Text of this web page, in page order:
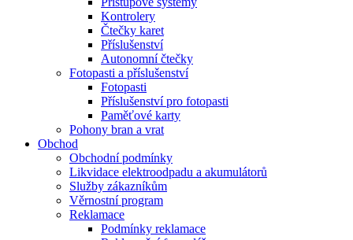
Kontrolery
Čtečky karet
Příslušenství
Autonomní čtečky
Fotopasti a příslušenství
Fotopasti
Příslušenství pro fotopasti
Paměťové karty
Pohony bran a vrat
Obchod
Obchodní podmínky
Likvidace elektroodpadu a akumulátorů
Služby zákazníkům
Věrnostní program
Reklamace
Podmínky reklamace